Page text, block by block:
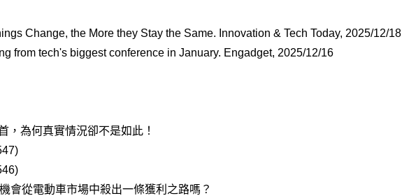
Change, the More they Stay the Same. Innovation & Tech Today, 2025/12/18
from tech's biggest conference in January. Engadget, 2025/12/16
，為何真實情況卻不是如此！
會從電動車市場中殺出一條獲利之路嗎？